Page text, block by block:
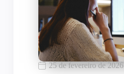
25 de fevereiro de 2026